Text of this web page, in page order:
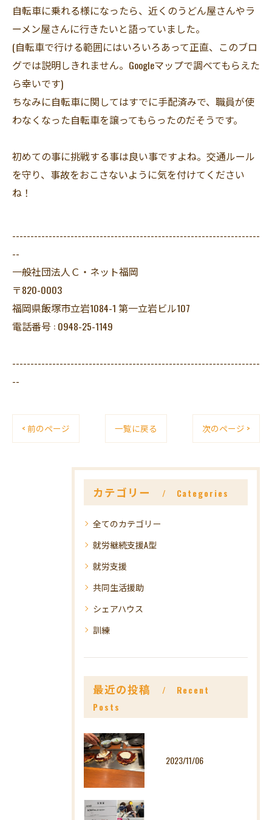
自転車に乗れる様になったら、近くのうどん屋さんやラ
ーメン屋さんに行きたいと語っていました。
(自転車で行ける範囲にはいろいろあって正直、このブロ
グでは説明しきれません。Googleマップで調べてもらえた
ら幸いです)
ちなみに自転車に関してはすでに手配済みで、職員が使
わなくなった自転車を譲ってもらったのだそうです。
初めての事に挑戦する事は良い事ですよね。交通ルール
を守り、事故をおこさないように気を付けてください
ね！
--------------------------------------------------------------------
--
一般社団法人Ｃ・ネット福岡
〒820-0003
福岡県飯塚市立岩1084-1 第一立岩ビル107
電話番号 : 0948-25-1149
--------------------------------------------------------------------
--
< 前のページ 一覧に戻る 次のページ >
カテゴリー Categories
全てのカテゴリー
就労継続支援A型
就労支援
共同生活援助
シェアハウス
訓練
最近の投稿
Recent
Posts
2023/11/06